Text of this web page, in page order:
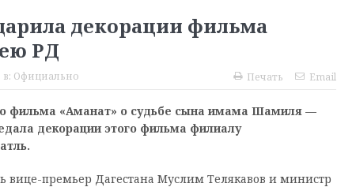
декорации фильма
РД
в: Официально Печать Email
фильма «Аманат» о судьбе сына имама Шамиля —
декорации этого фильма филиалу
вице-премьер Дагестана Муслим Телякавов и министр